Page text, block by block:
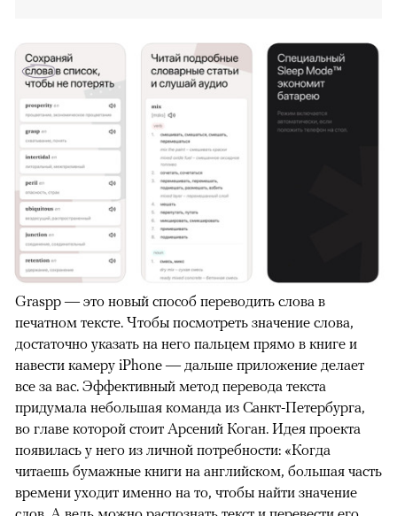
Graspp — это новый способ переводить слова в
печатном тексте. Чтобы посмотреть значение слова,
достаточно указать на него пальцем прямо в книге и
навести камеру iPhone — дальше приложение делает
все за вас. Эффективный метод перевода текста
придумала небольшая команда из Санкт-Петербурга,
во главе которой стоит Арсений Коган. Идея проекта
появилась у него из личной потребности: «Когда
читаешь бумажные книги на английском, большая часть
времени уходит именно на то, чтобы найти значение